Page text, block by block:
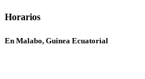
Horarios
En Malabo, Guinea Ecuatorial